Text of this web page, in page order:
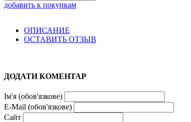
добавить к покупкам
ОПИСАНИЕ
ОСТАВИТЬ ОТЗЫВ
ДОДАТИ КОМЕНТАР
Ім'я (обов'язкове)
E-Mail (обов'язкове)
Сайт